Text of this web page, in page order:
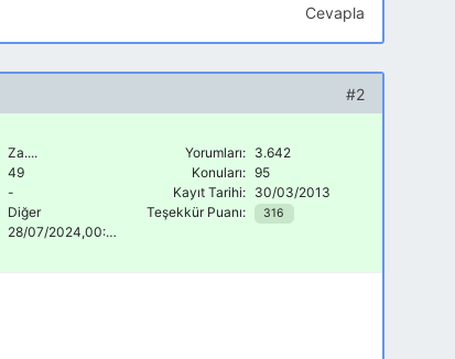
Cevapla
#2
Za....
49
-
Diğer
28/07/2024,00:46
Yorumları: 3.642
Konuları: 95
Kayıt Tarihi: 30/03/2013
Teşekkür Puanı:
316